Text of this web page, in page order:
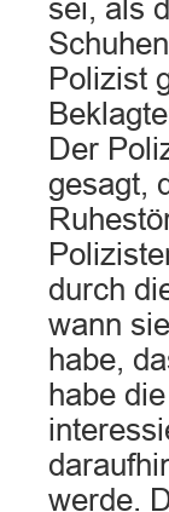
sei, als
Polizist
Der
gesagt,
durch
wann
habe,
habe
werde.